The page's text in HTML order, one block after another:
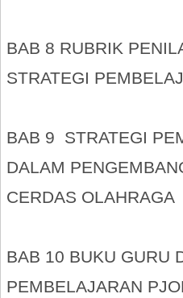
BAB 8 RUBRIK
STRATEGI
BAB 9 STRATEGI
DALAM
CERDAS OLAHRAGA
BAB 10 BUKU GURU
PEMBELAJARAN